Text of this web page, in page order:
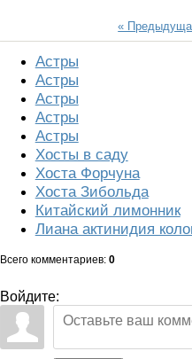
«
Астры
Астры
Астры
Астры
Астры
Хосты в саду
Хоста Форчуна
Хоста Зибольда
Китайский лимонник
Лиана актинидия
Всего комментариев: 0
Войдите: